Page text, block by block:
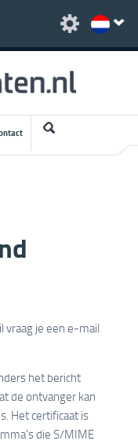
vraag je een e-mail
het bericht
de ontvanger kan
Het certificaat is
die S/MIME